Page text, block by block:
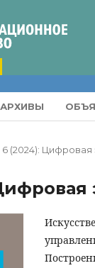
АРХИВЫ
(2024): Цифровая